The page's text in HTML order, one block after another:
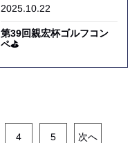
2025.10.22
第39回親宏杯ゴルフコン
ペ⛳
4 5 次へ